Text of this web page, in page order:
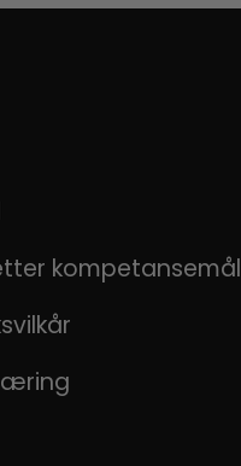
kompetansemål